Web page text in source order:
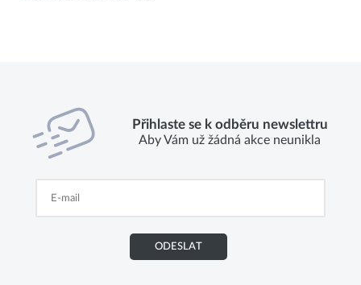
Přihlaste se k odběru newslettru
Aby Vám už žádná akce neunikla
ODESLAT